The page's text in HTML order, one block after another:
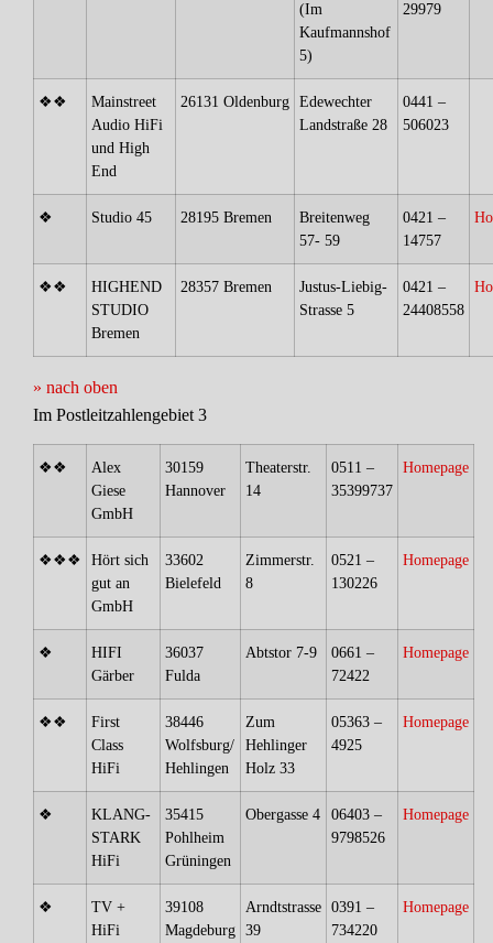
(Im
Kaufmannshof
5)
29979
❖❖
Mainstreet
Audio HiFi
und High
End
26131 Oldenburg Edewechter
Landstraße 28
0441 –
506023
❖ Studio 45 28195 Bremen
Breitenweg
57- 59
0421 –
14757
❖❖
HIGHEND
STUDIO
Bremen
28357 Bremen
Justus-Liebig-
Strasse 5
0421 –
24408558
» nach oben
Im Postleitzahlengebiet 3
❖❖
Alex
Giese
GmbH
30159
Hannover
Theaterstr.
14
0511 –
35399737
Homepage
❖❖❖
Hört sich
gut an
GmbH
33602
Bielefeld
Zimmerstr.
8
0521 –
130226
Homepage
❖
HIFI
Gärber
36037
Fulda
Abtstor 7-9
0661 –
72422
Homepage
❖❖
First
Class
HiFi
38446
Wolfsburg/
Hehlingen
Zum
Hehlinger
Holz 33
05363 –
4925
Homepage
❖
KLANG-
STARK
HiFi
35415
Pohlheim
Grüningen
Obergasse 4
06403 –
9798526
Homepage
❖
TV +
HiFi
39108
Magdeburg
Arndtstrasse
39
0391 –
734220
Homepage